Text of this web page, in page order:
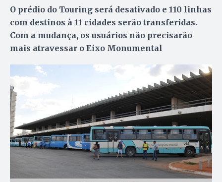
O prédio do Touring será desativado e 110 linhas
com destinos à 11 cidades serão transferidas.
Com a mudança, os usuários não precisarão
mais atravessar o Eixo Monumental